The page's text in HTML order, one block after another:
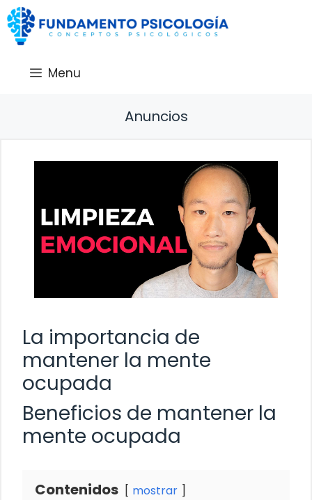
Saltar
al
contenido
Menu
Anuncios
La importancia de
mantener la mente
ocupada
Beneficios de mantener la
mente ocupada
Contenidos mostrar